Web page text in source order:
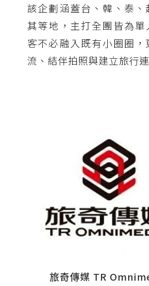
該企劃涵蓋台、韓、泰
其等地，主打全團皆為
客不必融入既有小圈圈，
流、結伴拍照與建立旅行
旅奇傳媒 TR